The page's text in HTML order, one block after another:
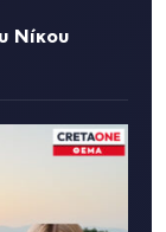
Νίκου